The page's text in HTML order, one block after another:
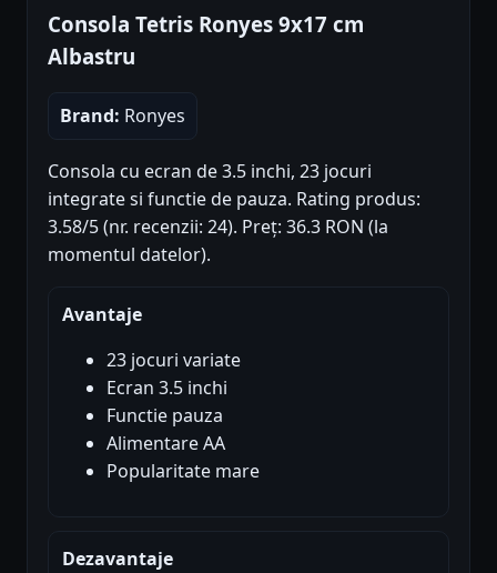
Consola Tetris Ronyes 9x17 cm
Albastru
Brand: Ronyes
Consola cu ecran de 3.5 inchi, 23 jocuri
integrate si functie de pauza. Rating produs:
3.58/5 (nr. recenzii: 24). Preț: 36.3 RON (la
momentul datelor).
Avantaje
23 jocuri variate
Ecran 3.5 inchi
Functie pauza
Alimentare AA
Popularitate mare
Dezavantaje